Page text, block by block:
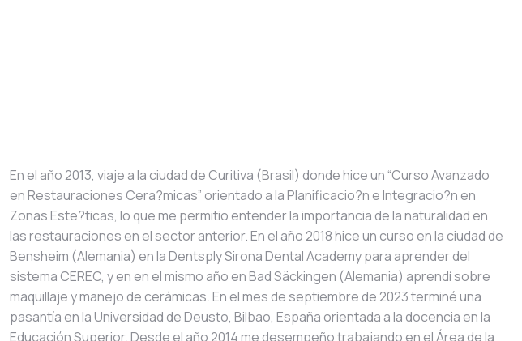
En el año 2013, viaje a la ciudad de Curitiva (Brasil) donde hice un “Curso Avanzado
en Restauraciones Cera?micas” orientado a la Planificacio?n e Integracio?n en
Zonas Este?ticas, lo que me permitio entender la importancia de la naturalidad en
las restauraciones en el sector anterior. En el año 2018 hice un curso en la ciudad de
Bensheim (Alemania) en la Dentsply Sirona Dental Academy para aprender del
sistema CEREC, y en en el mismo año en Bad Säckingen (Alemania) aprendí sobre
maquillaje y manejo de cerámicas. En el mes de septiembre de 2023 terminé una
pasantía en la Universidad de Deusto, Bilbao, España orientada a la docencia en la
Educación Superior. Desde el año 2014 me desempeño trabajando en el Área de la